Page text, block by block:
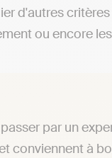
d'autres
ou encore
par un
conviennent à